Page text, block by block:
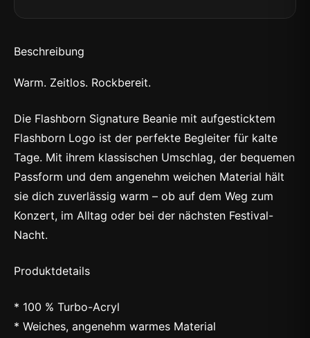
Beschreibung
Warm. Zeitlos. Rockbereit.
Die Flashborn Signature Beanie mit aufgesticktem
Flashborn Logo ist der perfekte Begleiter für kalte
Tage. Mit ihrem klassischen Umschlag, der bequemen
Passform und dem angenehm weichen Material hält
sie dich zuverlässig warm – ob auf dem Weg zum
Konzert, im Alltag oder bei der nächsten Festival-
Nacht.
Produktdetails
* 100 % Turbo-Acryl
* Weiches, angenehm warmes Material